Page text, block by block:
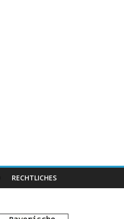
RECHTLICHES